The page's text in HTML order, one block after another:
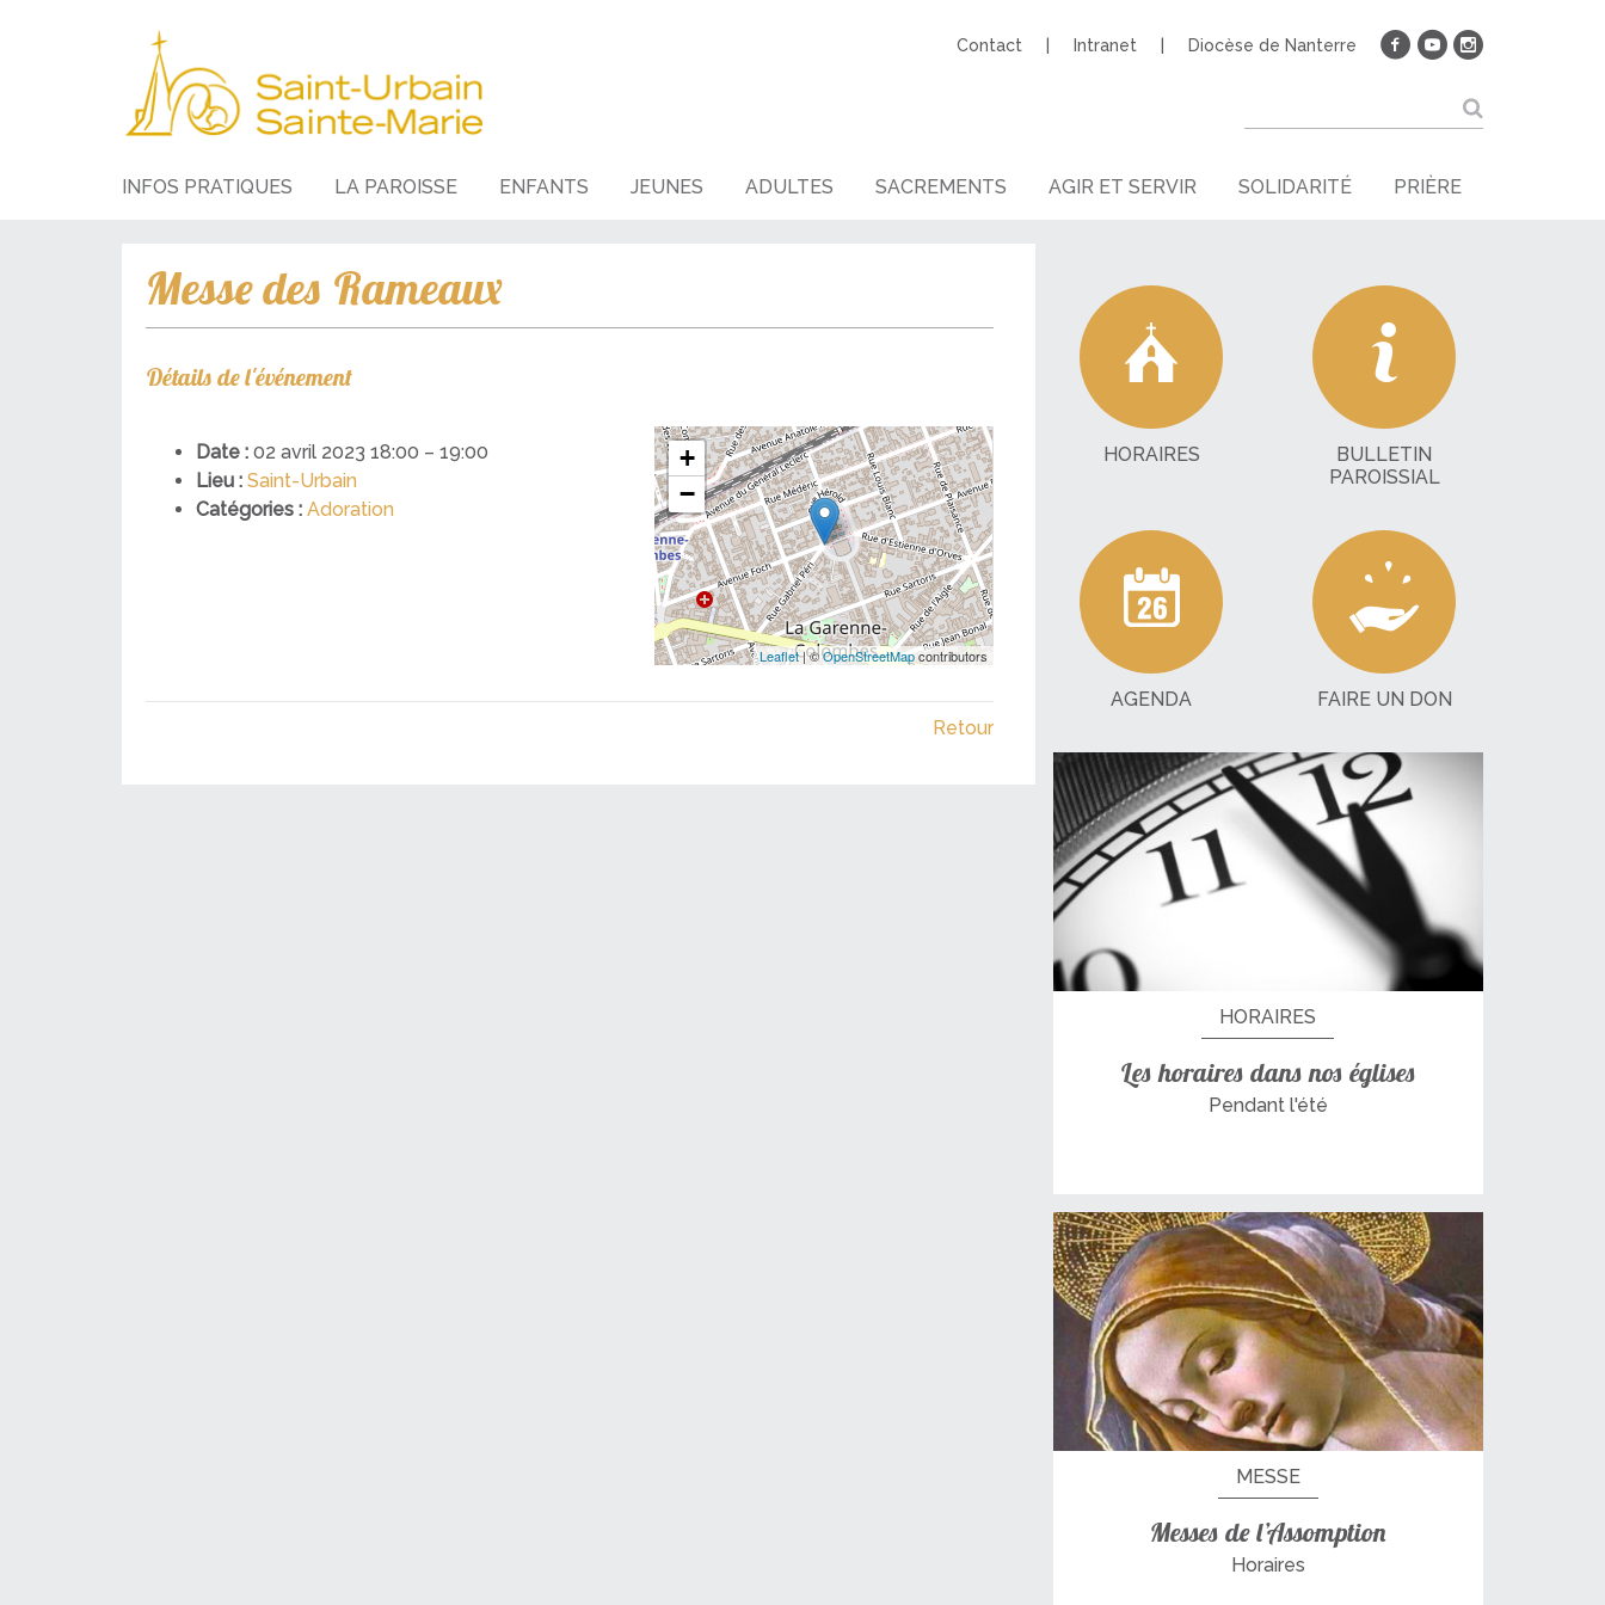
Contact Intranet Diocèse de Nanterre
INFOS PRATIQUES LA PAROISSE ENFANTS JEUNES ADULTES SACREMENTS AGIR ET SERVIR SOLIDARITÉ PRIÈRE
Messe des Rameaux
Détails de l'événement
Date : 02 avril 2023 18:00 – 19:00
Lieu : Saint-Urbain
Catégories : Adoration
+
−
Leaflet| ©OpenStreetMapcontributors
Retour
HORAIRES
BULLETIN
PAROISSIAL
AGENDA FAIRE UN DON
HORAIRES
Les horaires dans nos églises
Pendant l'été
MESSE
Messes de l’Assomption
Horaires